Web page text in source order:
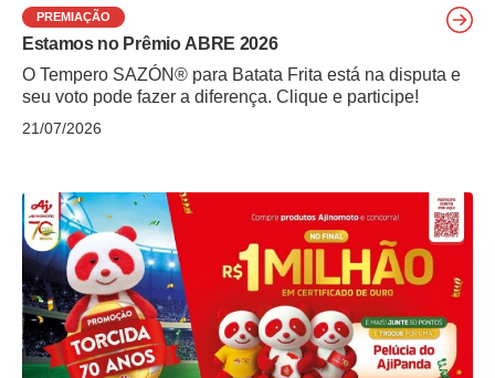
PREMIAÇÃO
Estamos no Prêmio ABRE 2026
O Tempero SAZÓN® para Batata Frita está na disputa e
seu voto pode fazer a diferença. Clique e participe!
21/07/2026